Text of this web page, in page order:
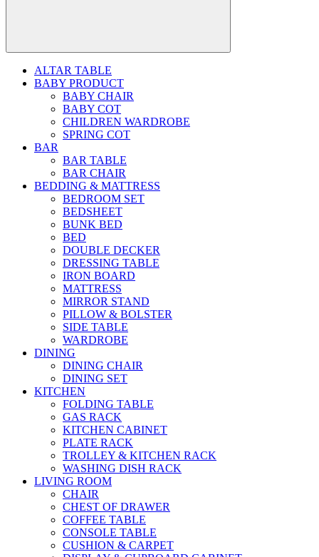
ALTAR TABLE
BABY PRODUCT
BABY CHAIR
BABY COT
CHILDREN WARDROBE
SPRING COT
BAR
BAR TABLE
BAR CHAIR
BEDDING & MATTRESS
BEDROOM SET
BEDSHEET
BUNK BED
BED
DOUBLE DECKER
DRESSING TABLE
IRON BOARD
MATTRESS
MIRROR STAND
PILLOW & BOLSTER
SIDE TABLE
WARDROBE
DINING
DINING CHAIR
DINING SET
KITCHEN
FOLDING TABLE
GAS RACK
KITCHEN CABINET
PLATE RACK
TROLLEY & KITCHEN RACK
WASHING DISH RACK
LIVING ROOM
CHAIR
CHEST OF DRAWER
COFFEE TABLE
CONSOLE TABLE
CUSHION & CARPET